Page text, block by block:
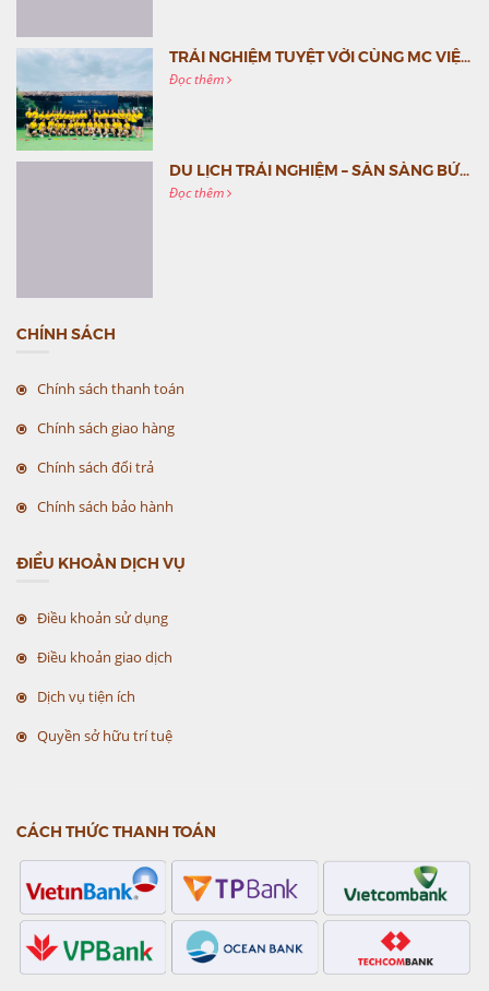
TRẢI NGHIỆM TUYỆT VỜI CÙNG MC VIỆT NAM
Đọc thêm
DU LỊCH TRẢI NGHIỆM – SẴN SÀNG BỨT PHÁ CÙNG MC VIỆT NAM
Đọc thêm
CHÍNH SÁCH
Chính sách thanh toán
Chính sách giao hàng
Chính sách đổi trả
Chính sách bảo hành
ĐIỀU KHOẢN DỊCH VỤ
Điều khoản sử dụng
Điều khoản giao dịch
Dịch vụ tiện ích
Quyền sở hữu trí tuệ
CÁCH THỨC THANH TOÁN